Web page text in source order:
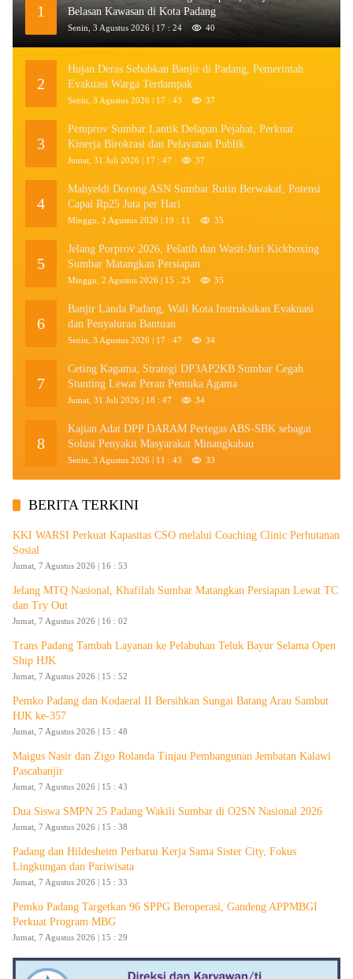
1
Belasan Kawasan di Kota Padang
Senin, 3 Agustus 2026 | 17 : 24 40
2
Hujan Deras Sebabkan Banjir di Padang, Pemerintah
Evakuasi Warga Terdampak
Senin, 3 Agustus 2026 | 17 : 43 37
3
Pemprov Sumbar Lantik Delapan Pejabat, Perkuat
Kinerja Birokrasi dan Pelayanan Publik
Jumat, 31 Juli 2026 | 17 : 47 37
4
Mahyeldi Dorong ASN Sumbar Rutin Berwakaf, Potensi
Capai Rp25 Juta per Hari
Minggu, 2 Agustus 2026 | 19 : 11 35
5
Jelang Porprov 2026, Pelatih dan Wasit-Juri Kickboxing
Sumbar Matangkan Persiapan
Minggu, 2 Agustus 2026 | 15 : 25 35
6
Banjir Landa Padang, Wali Kota Instruksikan Evakuasi
dan Penyaluran Bantuan
Senin, 3 Agustus 2026 | 17 : 47 34
7
Ceting Kagama, Strategi DP3AP2KB Sumbar Cegah
Stunting Lewat Peran Pemuka Agama
Jumat, 31 Juli 2026 | 18 : 47 34
8
Kajian Adat DPP DARAM Pertegas ABS-SBK sebagai
Solusi Penyakit Masyarakat Minangkabau
Senin, 3 Agustus 2026 | 11 : 43 33
BERITA TERKINI
KKI WARSI Perkuat Kapasitas CSO melalui Coaching Clinic Perhutanan
Sosial
Jumat, 7 Agustus 2026 | 16 : 53
Jelang MTQ Nasional, Khafilah Sumbar Matangkan Persiapan Lewat TC
dan Try Out
Jumat, 7 Agustus 2026 | 16 : 02
Trans Padang Tambah Layanan ke Pelabuhan Teluk Bayur Selama Open
Ship HJK
Jumat, 7 Agustus 2026 | 15 : 52
Pemko Padang dan Kodaeral II Bersihkan Sungai Batang Arau Sambut
HJK ke-357
Jumat, 7 Agustus 2026 | 15 : 48
Maigus Nasir dan Zigo Rolanda Tinjau Pembangunan Jembatan Kalawi
Pascabanjir
Jumat, 7 Agustus 2026 | 15 : 43
Dua Siswa SMPN 25 Padang Wakili Sumbar di O2SN Nasional 2026
Jumat, 7 Agustus 2026 | 15 : 38
Padang dan Hildesheim Perbarui Kerja Sama Sister City, Fokus
Lingkungan dan Pariwisata
Jumat, 7 Agustus 2026 | 15 : 33
Pemko Padang Targetkan 96 SPPG Beroperasi, Gandeng APPMBGI
Perkuat Program MBG
Jumat, 7 Agustus 2026 | 15 : 29